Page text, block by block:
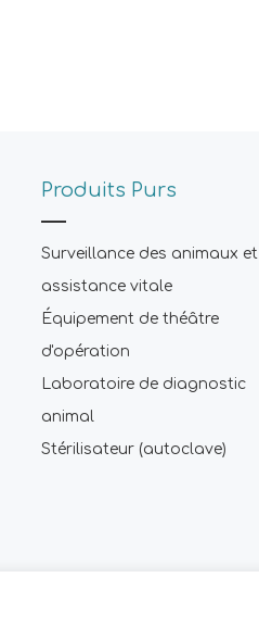
Produits Purs
Surveillance des animaux et
assistance vitale
Équipement de théâtre
d'opération
Laboratoire de diagnostic
animal
Stérilisateur (autoclave)